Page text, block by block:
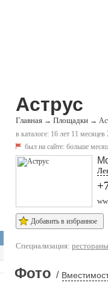
Аструс
Главная → Площадки →
в каталоге: 16 лет 11 месяцев
был на сайте: больше
Добавить в избранное
Специализация: рестораны
Фото /